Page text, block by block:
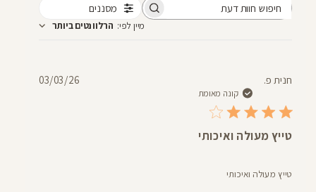
מסננים
מיין לפי: הרלוונטים ביותר
חנית פ.
קונה מאומת
טייץ מעולה ואיכותי
טייץ מעולה ואיכותי
תאריך03/03/26